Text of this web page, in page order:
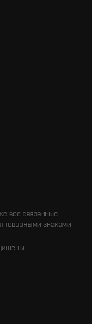
все связанные
товарными знаками